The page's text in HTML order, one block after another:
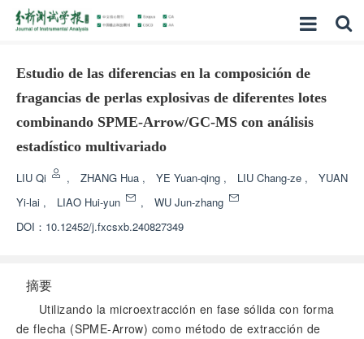
Estudio de las diferencias en la composición de
fragancias de perlas explosivas de diferentes lotes
combinando SPME-Arrow/GC-MS con análisis
estadístico multivariado
LIU Qi , ZHANG Hua , YE Yuan-qing , LIU Chang-ze ,
YUAN
Yi-lai , LIAO Hui-yun ,
WU Jun-zhang
DOI： 10.12452/j.fxcsxb.240827349
摘要
Utilizando la microextracción en fase sólida con forma
de flecha (SPME-Arrow) como método de extracción de